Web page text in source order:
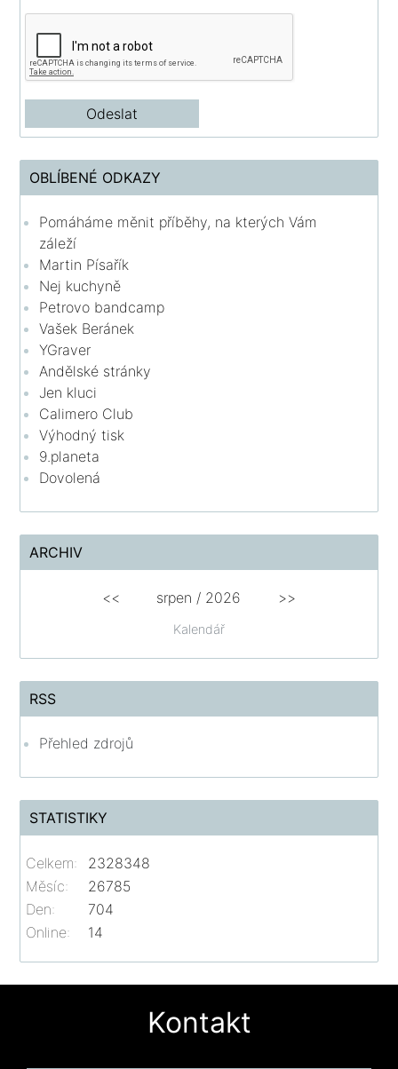
OBLÍBENÉ ODKAZY
Pomáháme měnit příběhy, na kterých Vám
záleží
Martin Písařík
Nej kuchyně
Petrovo bandcamp
Vašek Beránek
YGraver
Andělské stránky
Jen kluci
Calimero Club
Výhodný tisk
9.planeta
Dovolená
ARCHIV
Kalendář
<< srpen / 2026 >>
RSS
Přehled zdrojů
STATISTIKY
Online: 14
Celkem:
2328348
Měsíc:
26785
Den:
704
Kontakt